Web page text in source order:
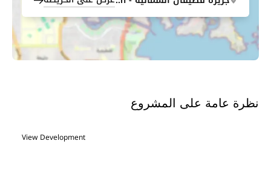
نظرة عامة على المشروع
View Development